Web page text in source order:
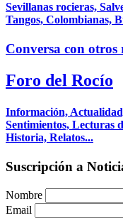
Sevillanas rocieras,
Tangos, Colombianas,
Conversa con otros
Foro del Rocío
Información,
Sentimientos, Lecturas
Historia, Relatos...
Suscripción a
Nombre
Email